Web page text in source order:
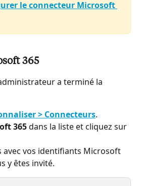
le connecteur Microsoft
365
a terminé la
> Connecteurs.
365 dans la liste et cliquez sur
avec vos identifiants Microsoft
y êtes invité.